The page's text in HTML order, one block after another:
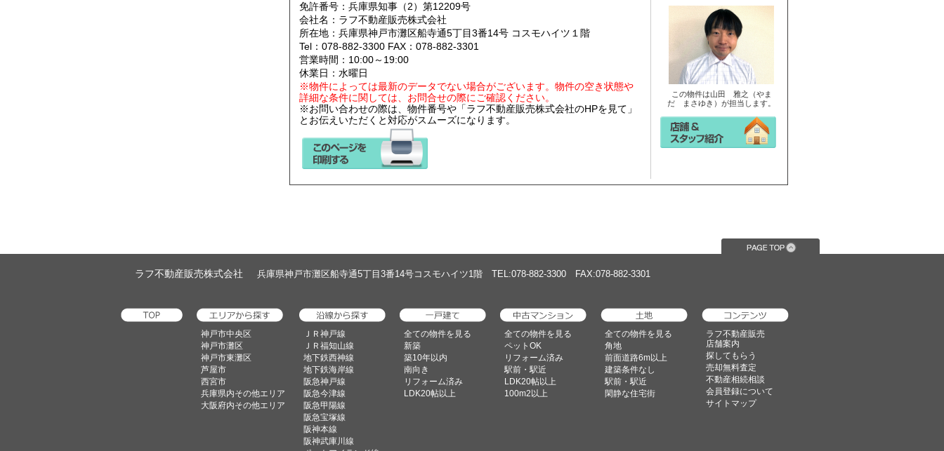
免許番号：兵庫県知事（2）第12209号
会社名：ラフ不動産販売株式会社
所在地：兵庫県神戸市灘区船寺通5丁目3番14号 コスモハイツ１階
Tel：078-882-3300 FAX：078-882-3301
営業時間：10:00～19:00
休業日：水曜日
※物件によっては最新のデータでない場合がございます。物件の空き状態や
詳細な条件に関しては、お問合せの際にご確認ください。
※お問い合わせの際は、物件番号や「ラフ不動産販売株式会社のHPを見て」
とお伝えいただくと対応がスムーズになります。
この物件は山田 雅之（やま
だ まさゆき）が担当します。
ラフ不動産販売株式会社 兵庫県神戸市灘区船寺通5丁目3番14号コスモハイツ1階 TEL:078-882-3300 FAX:078-882-3301
神戸市中央区
神戸市灘区
神戸市東灘区
芦屋市
西宮市
兵庫県内その他エリア
大阪府内その他エリア
ＪＲ神戸線
ＪＲ福知山線
地下鉄西神線
地下鉄海岸線
阪急神戸線
阪急今津線
阪急甲陽線
阪急宝塚線
阪神本線
阪神武庫川線
全ての物件を見る
新築
築10年以内
南向き
リフォーム済み
LDK20帖以上
全ての物件を見る
ペットOK
リフォーム済み
駅前・駅近
LDK20帖以上
100m2以上
全ての物件を見る
角地
前面道路6m以上
建築条件なし
駅前・駅近
閑静な住宅街
ラフ不動産販売
店舗案内
探してもらう
売却無料査定
不動産相続相談
会員登録について
サイトマップ